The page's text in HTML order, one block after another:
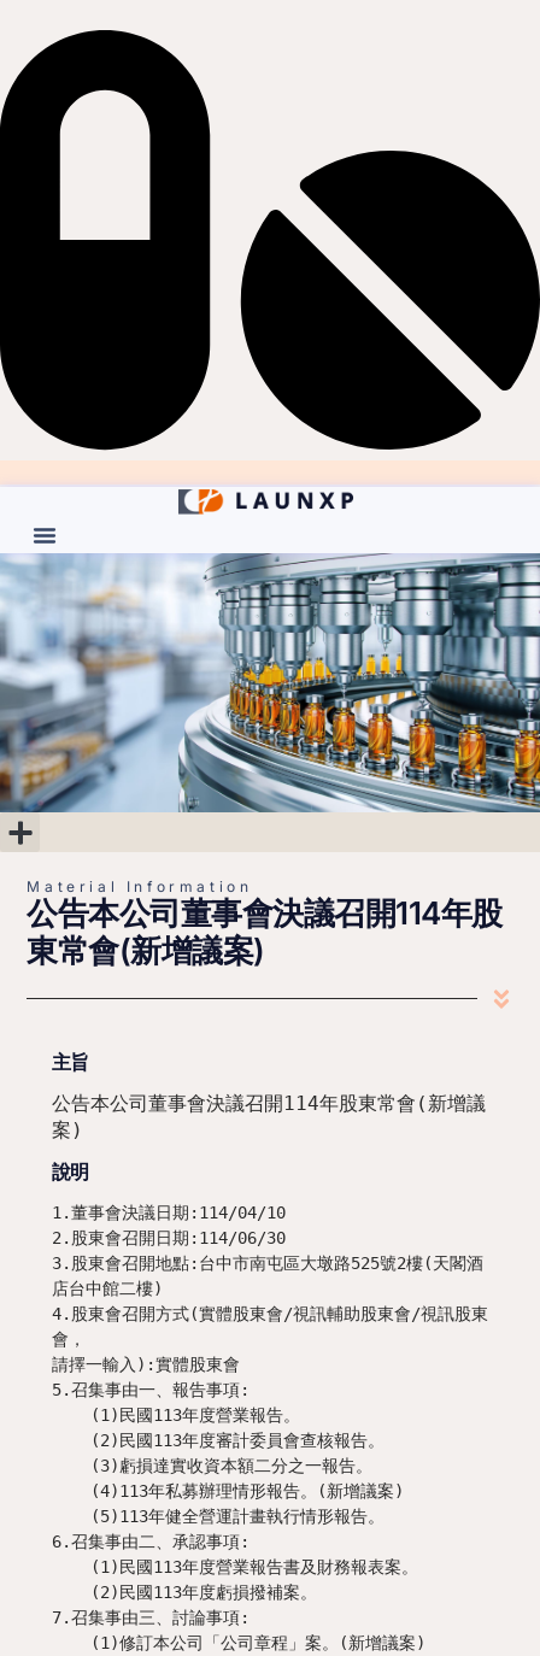
Material Information
公告本公司董事會決議召開114年股
東常會(新增議案)
主旨
公告本公司董事會決議召開114年股東常會(新增議
案)
說明
1.董事會決議日期:114/04/10
2.股東會召開日期:114/06/30
3.股東會召開地點:台中市南屯區大墩路525號2樓(天閣酒
店台中館二樓)
4.股東會召開方式(實體股東會/視訊輔助股東會/視訊股東
會，
請擇一輸入):實體股東會
5.召集事由一、報告事項:
6.召集事由二、承認事項:
7.召集事由三、討論事項: